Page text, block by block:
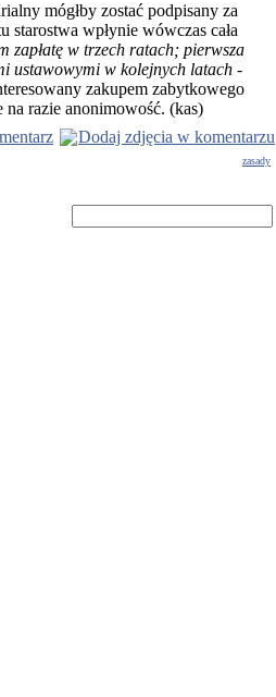
mógłby zostać podpisany za
starostwa wpłynie wówczas cała
zapłatę w trzech ratach; pierwsza
ustawowymi w kolejnych latach -
zakupem zabytkowego
na razie anonimowość. (kas)
Dodaj zdjęcia w komentarzu
zasady